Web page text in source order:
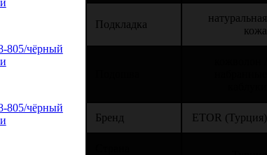
Подкладка
натуральная
кожа
Бренд ETOR (Турция)